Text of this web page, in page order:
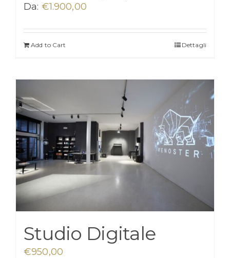
Da: €1.900,00
Add to Cart Dettagli
Studio Digitale
€950,00